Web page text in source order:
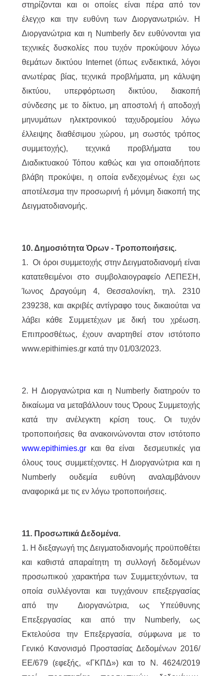
στηρίζονται και οι οποίες είναι πέρα από τον
έλεγχο και την ευθύνη των Διοργανωτριών. Η
Διοργανώτρια και η Numberly δεν ευθύνονται για
τεχνικές δυσκολίες που τυχόν προκύψουν λόγω
θεμάτων δικτύου Internet (όπως ενδεικτικά, λόγοι
ανωτέρας βίας, τεχνικά προβλήματα, μη κάλυψη
δικτύου, υπερφόρτωση δικτύου, διακοπή
σύνδεσης με το δίκτυο, μη αποστολή ή αποδοχή
μηνυμάτων ηλεκτρονικού ταχυδρομείου λόγω
έλλειψης διαθέσιμου χώρου, μη σωστός τρόπος
συμμετοχής), τεχνικά προβλήματα του
Διαδικτυακού Τόπου καθώς και για οποιαδήποτε
βλάβη προκύψει, η οποία ενδεχομένως έχει ως
αποτέλεσμα την προσωρινή ή μόνιμη διακοπή της
Δειγματοδιανομής.
10. Δημοσιότητα Όρων - Τροποποιήσεις.
1. Οι όροι συμμετοχής στην Δειγματοδιανομή είναι
κατατεθειμένοι στο συμβολαιογραφείο ΛΕΠΕΣΗ,
Ίωνος Δραγούμη 4, Θεσσαλονίκη, τηλ. 2310
239238, και ακριβές αντίγραφο τους δικαιούται να
λάβει κάθε Συμμετέχων με δική του χρέωση.
Επιπροσθέτως, έχουν αναρτηθεί στον ιστότοπο
www.epithimies.gr κατά την 01/03/2023.
2. Η Διοργανώτρια και η Numberly διατηρούν το
δικαίωμα να μεταβάλλουν τους Όρους Συμμετοχής
κατά την ανέλεγκτη κρίση τους. Οι τυχόν
τροποποιήσεις θα ανακοινώνονται στον ιστότοπο
www.epithimies.gr και θα είναι δεσμευτικές για
όλους τους συμμετέχοντες. Η Διοργανώτρια και η
Numberly ουδεμία ευθύνη αναλαμβάνουν
αναφορικά με τις εν λόγω τροποποιήσεις.
11. Προσωπικά Δεδομένα.
1. Η διεξαγωγή της Δειγματοδιανομής προϋποθέτει
και καθιστά απαραίτητη τη συλλογή δεδομένων
προσωπικού χαρακτήρα των Συμμετεχόντων, τα
οποία συλλέγονται και τυγχάνουν επεξεργασίας
από την Διοργανώτρια, ως Υπεύθυνης
Επεξεργασίας και από την Numberly, ως
Εκτελούσα την Επεξεργασία, σύμφωνα με το
Γενικό Κανονισμό Προστασίας Δεδομένων 2016/
ΕΕ/679 (εφεξής, «ΓΚΠΔ») και το Ν. 4624/2019